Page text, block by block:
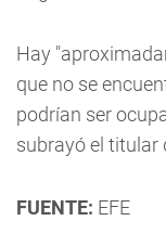
Hay
que no se
podrían ser
subrayó el titular
FUENTE: EFE